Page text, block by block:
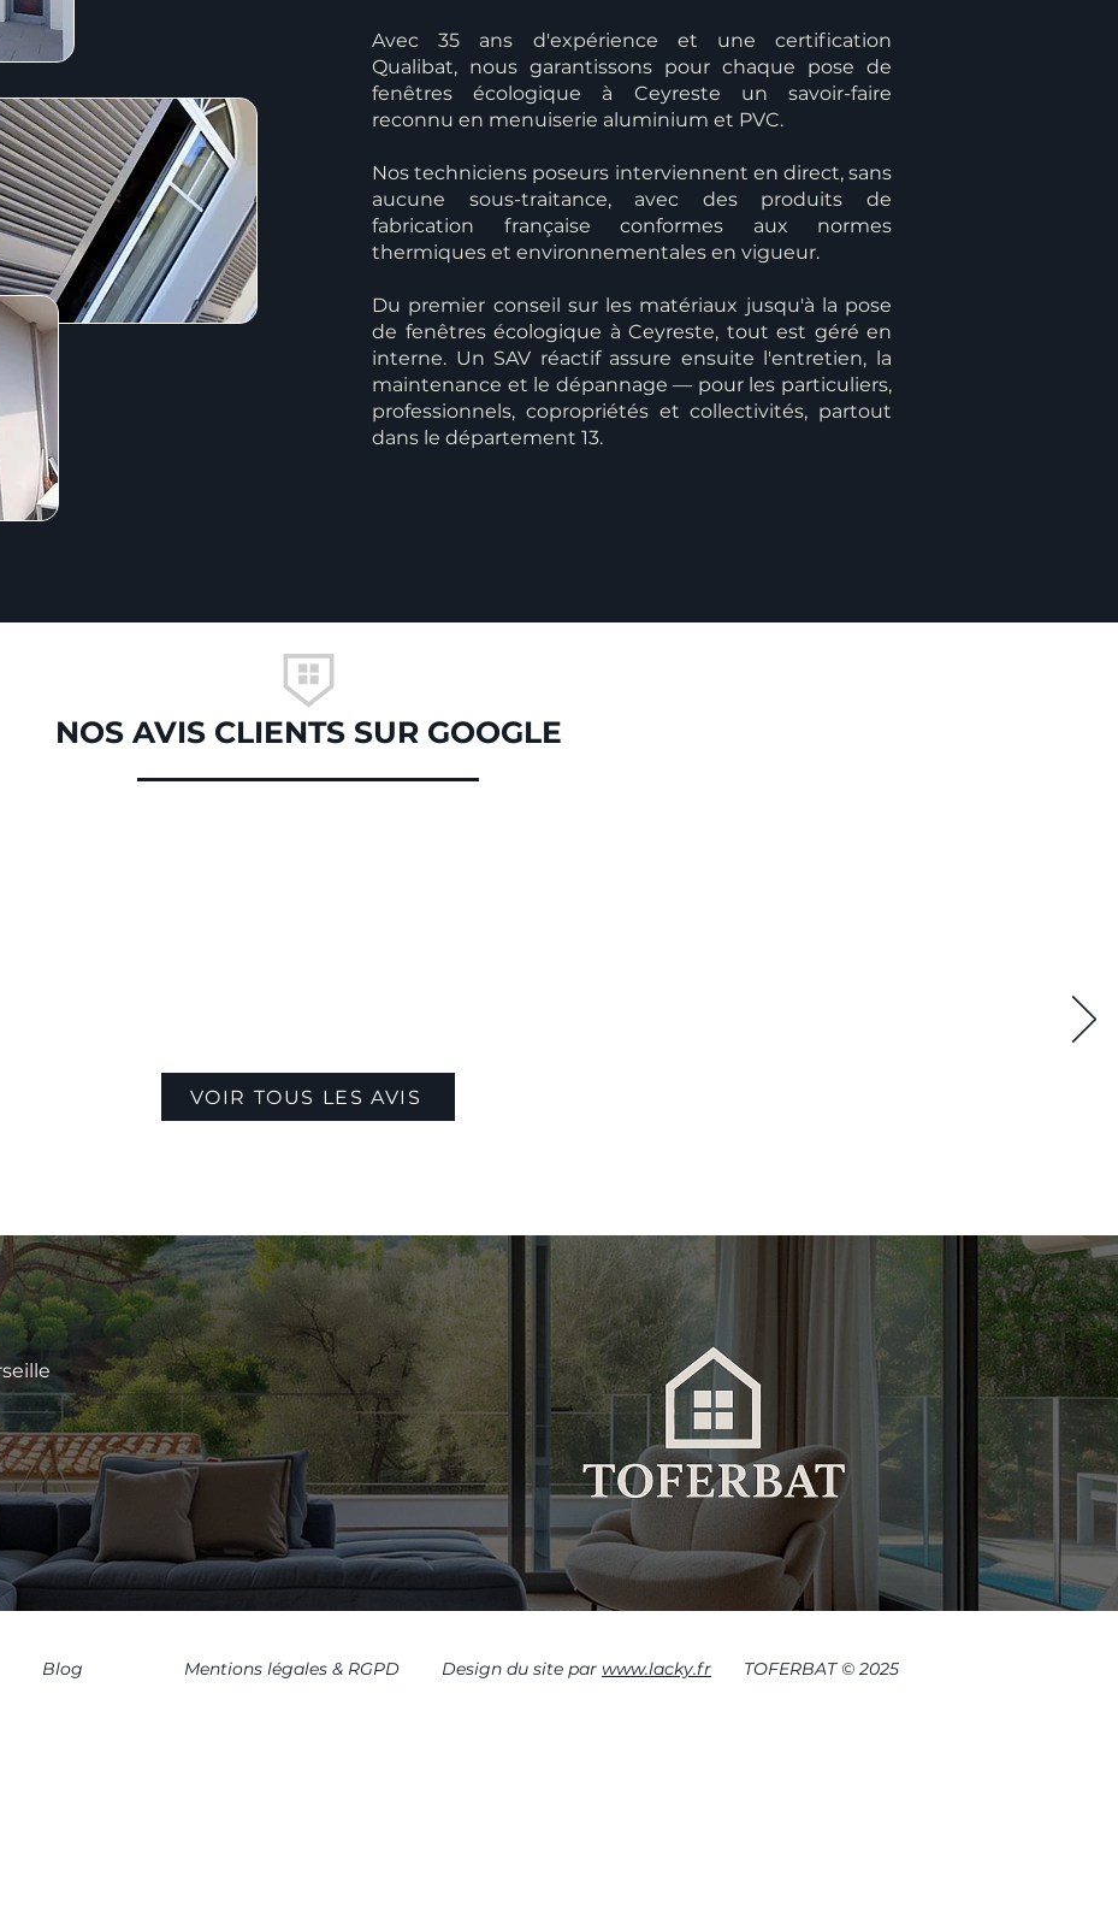
Avec 35 ans d'expérience et une certification
Qualibat, nous garantissons pour chaque pose de
fenêtres écologique à Ceyreste un savoir-faire
reconnu en menuiserie aluminium et PVC.
Nos techniciens poseurs interviennent en direct, sans
aucune sous-traitance, avec des produits de
fabrication française conformes aux normes
thermiques et environnementales en vigueur.
Du premier conseil sur les matériaux jusqu'à la pose
de fenêtres écologique à Ceyreste, tout est géré en
interne. Un SAV réactif assure ensuite l'entretien, la
maintenance et le dépannage — pour les particuliers,
professionnels, copropriétés et collectivités, partout
dans le département 13.
NOS AVIS CLIENTS SUR GOOGLE
VOIR TOUS LES AVIS
Blog Mentions légales & RGPD Design du site par www.lacky.fr TOFERBAT © 2025